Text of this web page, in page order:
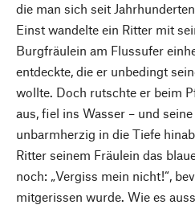
die man sich seit
Einst wandelte ein Ritter mit
Burgfräulein am Flussufer
entdeckte, die er unbedingt
wollte. Doch rutschte er beim
aus, fiel ins Wasser – und
unbarmherzig in die Tiefe
Ritter seinem Fräulein das
noch: „Vergiss mein nicht!“,
mitgerissen wurde. Wie es